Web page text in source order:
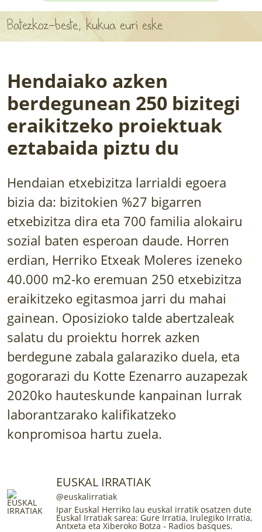
APARTEN MAPA
LURRERAKO BIDE LAGUN
HASI NAHI AL DUZU? 8 URRATS
BIZI BARATZEA LIBURUA
SENDABELARRAK
ETXEKO LANDAREAK
LANDAREPEDIA
ALBISTEAK
LURRAREN AGENDA
AZOKA
Batezkoz-beste, kukua euri eske
Hendaiako azken
berdegunean 250 bizitegi
eraikitzeko proiektuak
eztabaida piztu du
Hendaian etxebizitza larrialdi egoera
bizia da: bizitokien %27 bigarren
etxebizitza dira eta 700 familia alokairu
sozial baten esperoan daude. Horren
erdian, Herriko Etxeak Moleres izeneko
40.000 m2-ko eremuan 250 etxebizitza
eraikitzeko egitasmoa jarri du mahai
gainean. Oposizioko talde abertzaleak
salatu du proiektu horrek azken
berdegune zabala galaraziko duela, eta
gogorarazi du Kotte Ezenarro auzapezak
2020ko hauteskunde kanpainan lurrak
laborantzarako kalifikatzeko
konpromisoa hartu zuela.
EUSKAL IRRATIAK
@euskalirratiak
Ipar Euskal Herriko lau euskal irratik osatzen dute
Euskal Irratiak sarea: Gure Irratia, Irulegiko Irratia,
Antxeta eta Xiberoko Botza - Radios basques.